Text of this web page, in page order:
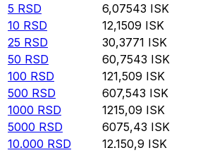
5 RSD 6,07543 ISK
10 RSD 12,1509 ISK
25 RSD 30,3771 ISK
50 RSD 60,7543 ISK
100 RSD 121,509 ISK
500 RSD 607,543 ISK
1000 RSD 1215,09 ISK
5000 RSD 6075,43 ISK
10.000 RSD 12.150,9 ISK